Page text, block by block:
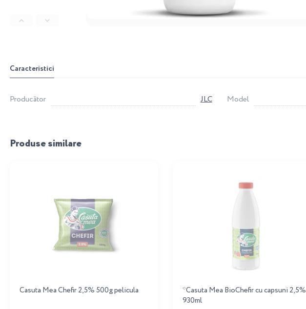
Caracteristici
Producător JLC Model
Produse similare
Casuta Mea Chefir 2,5% 500g pelicula
*Casuta Mea BioChefir cu capsuni 2,5%
930ml